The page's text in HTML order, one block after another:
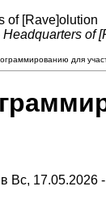
of
для
Вс, 17.05.2026